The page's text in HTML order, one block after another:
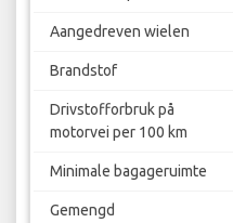
Aangedreven wielen
Brandstof
Drivstofforbruk på
motorvei per 100 km
Minimale bagageruimte
Gemengd